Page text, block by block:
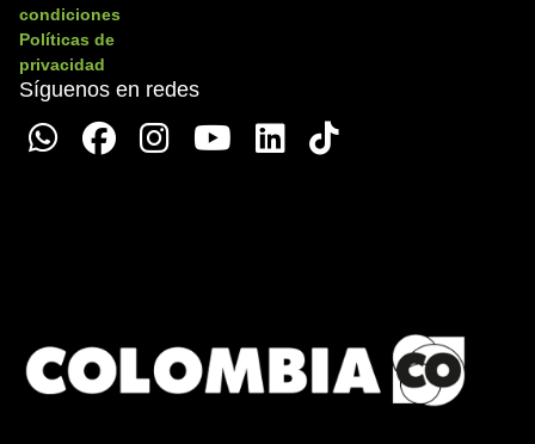
condiciones
Políticas de
privacidad
Síguenos en redes